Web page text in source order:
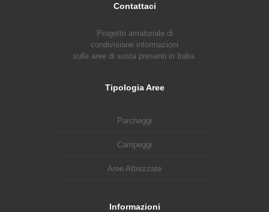
Contattaci
Progetto amatoriale di
condivisione informazioni
sulle aree di sosta presenti in Italia.
Tipologia Aree
Parcheggi
Campeggi
Aree Attrezzate
Informazioni